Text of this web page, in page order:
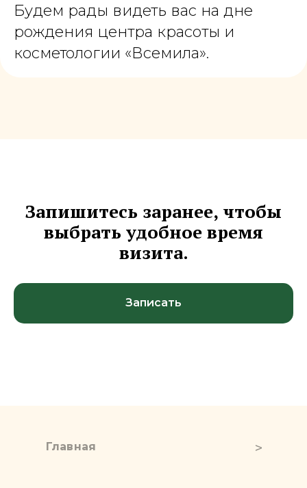
Будем рады видеть вас на дне
рождения центра красоты и
косметологии «Всемила».
Запишитесь заранее, чтобы
выбрать удобное время
визита.
Записать
Главная